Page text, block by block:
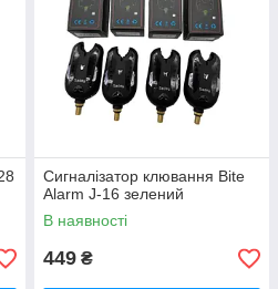
Сигналiзатор клювання Bite
Alarm J-16 зелений
В наявності
449 ₴